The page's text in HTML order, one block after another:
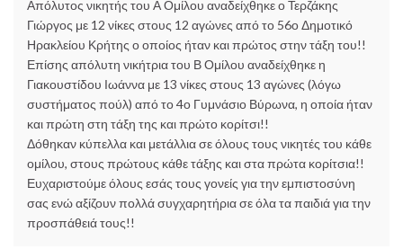
Απόλυτος νικητής του Α Ομίλου αναδείχθηκε ο Τερζάκης
Γιώργος με 12 νίκες στους 12 αγώνες από το 56ο Δημοτικό
Ηρακλείου Κρήτης ο οποίος ήταν και πρώτος στην τάξη του!!
Επίσης απόλυτη νικήτρια του Β Ομίλου αναδείχθηκε η
Γιακουστίδου Ιωάννα με 13 νίκες στους 13 αγώνες (λόγω
συστήματος πούλ) από το 4ο Γυμνάσιο Βύρωνα, η οποία ήταν
και πρώτη στη τάξη της και πρώτο κορίτσι!!
Δόθηκαν κύπελλα και μετάλλια σε όλους τους νικητές του κάθε
ομίλου, στους πρώτους κάθε τάξης και στα πρώτα κορίτσια!!
Ευχαριστούμε όλους εσάς τους γονείς για την εμπιστοσύνη
σας ενώ αξίζουν πολλά συγχαρητήρια σε όλα τα παιδιά για την
προσπάθειά τους!!